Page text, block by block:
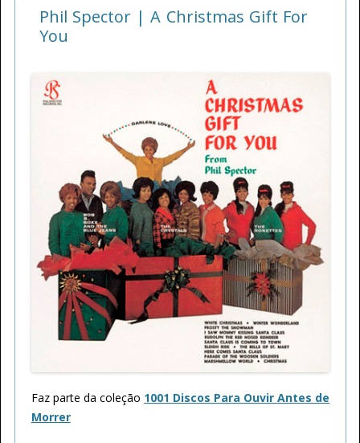
Phil Spector | A Christmas Gift For
You
Faz parte da coleção 1001 Discos Para Ouvir Antes de
Morrer